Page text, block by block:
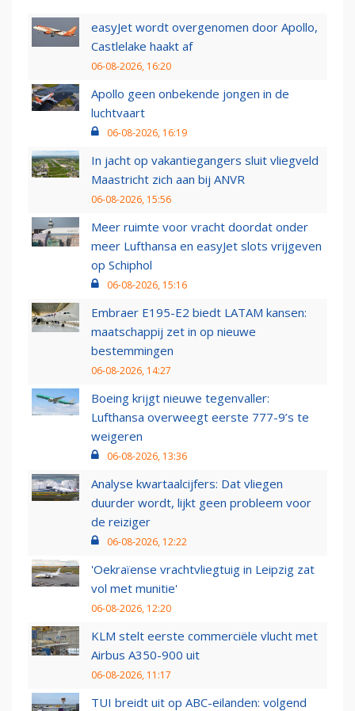
easyJet wordt overgenomen door Apollo,
Castlelake haakt af
06-08-2026, 16:20
Apollo geen onbekende jongen in de
luchtvaart
06-08-2026, 16:19
In jacht op vakantiegangers sluit vliegveld
Maastricht zich aan bij ANVR
06-08-2026, 15:56
Meer ruimte voor vracht doordat onder
meer Lufthansa en easyJet slots vrijgeven
op Schiphol
06-08-2026, 15:16
Embraer E195-E2 biedt LATAM kansen:
maatschappij zet in op nieuwe
bestemmingen
06-08-2026, 14:27
Boeing krijgt nieuwe tegenvaller:
Lufthansa overweegt eerste 777-9’s te
weigeren
06-08-2026, 13:36
Analyse kwartaalcijfers: Dat vliegen
duurder wordt, lijkt geen probleem voor
de reiziger
06-08-2026, 12:22
'Oekraïense vrachtvliegtuig in Leipzig zat
vol met munitie'
06-08-2026, 12:20
KLM stelt eerste commerciële vlucht met
Airbus A350-900 uit
06-08-2026, 11:17
TUI breidt uit op ABC-eilanden: volgend